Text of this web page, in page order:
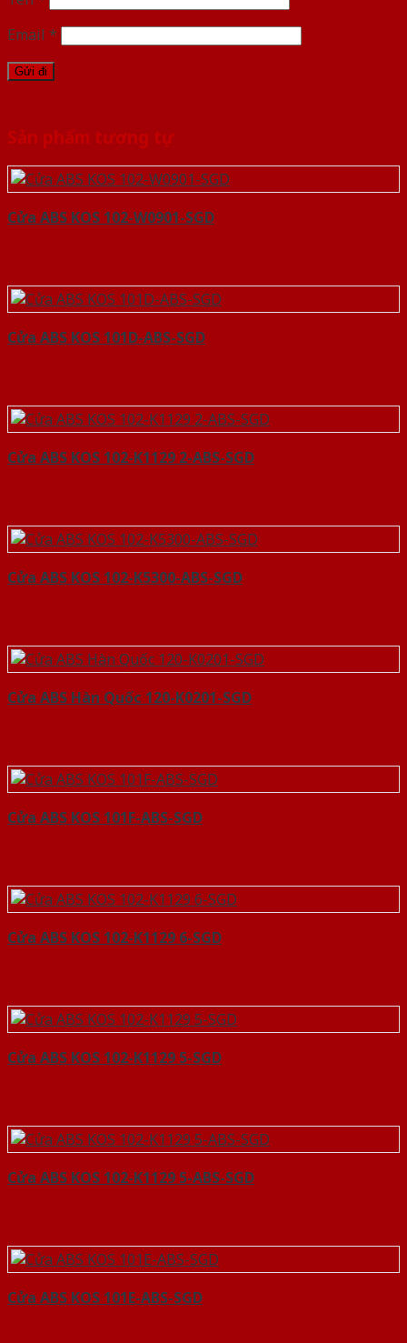
Email *
Sản phẩm tương tự
Cửa ABS KOS 102-W0901-SGD
Cửa ABS KOS 101D-ABS-SGD
Cửa ABS KOS 102-K1129 2-ABS-SGD
Cửa ABS KOS 102-K5300-ABS-SGD
Cửa ABS Hàn Quốc 120-K0201-SGD
Cửa ABS KOS 101F-ABS-SGD
Cửa ABS KOS 102-K1129 6-SGD
Cửa ABS KOS 102-K1129 5-SGD
Cửa ABS KOS 102-K1129 5-ABS-SGD
Cửa ABS KOS 101E-ABS-SGD